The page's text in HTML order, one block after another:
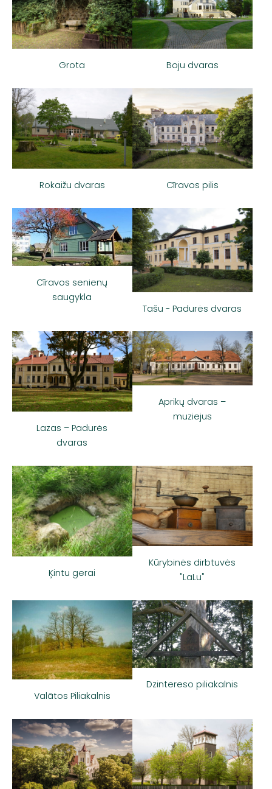
Grota Boju dvaras
Rokaižu dvaras Cīravos pilis
Cīravos senienų
saugykla
Tašu - Padurės dvaras
Lazas – Padurės
dvaras
Aprikų dvaras –
muziejus
Ķintu gerai
Kūrybinės dirbtuvės
"LaLu"
Valātos Piliakalnis
Dzintereso piliakalnis